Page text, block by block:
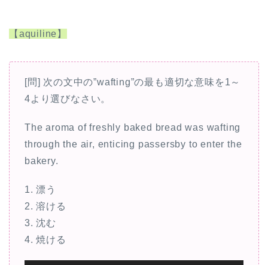
【aquiline】
[問] 次の文中の”wafting”の最も適切な意味を1～
4より選びなさい。
The aroma of freshly baked bread was wafting
through the air, enticing passersby to enter the
bakery.
1. 漂う
2. 溶ける
3. 沈む
4. 焼ける